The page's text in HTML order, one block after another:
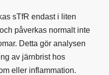
sTfR endast i liten
påverkas normalt inte
Detta gör analysen
av järnbrist hos
eller inflammation.